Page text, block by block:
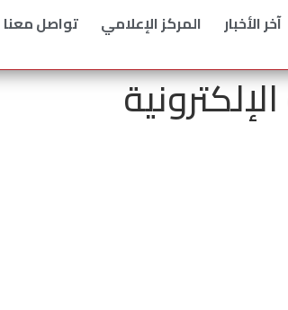
آخر الأخبار المركز الإعلامي تواصل معنا